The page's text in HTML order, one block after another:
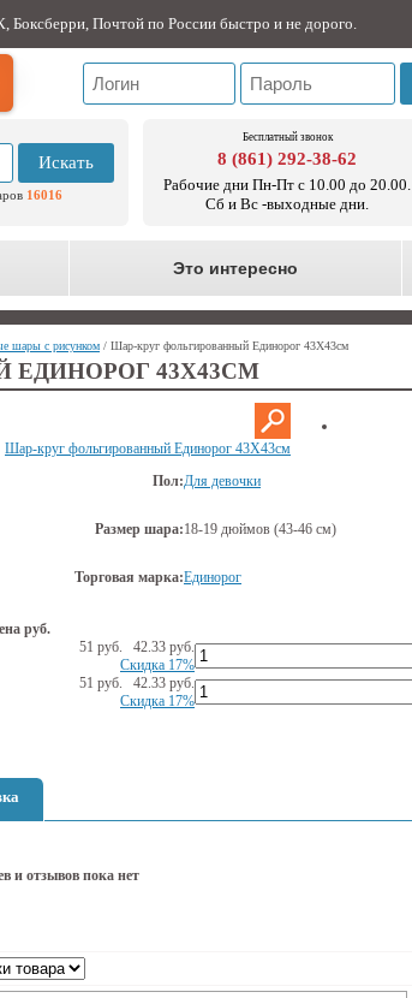
Боксберри, Почтой по России быстро и не дорого.
Искать
16016
Бесплатный звонок
8 (861) 292-38-62
Рабочие дни Пн-Пт с 10.00 до 20.00.
Сб и Вс -выходные дни.
Это интересно
шары с рисунком / Шар-круг фольгированный Единорог 43Х43см
43Х43СМ
Шар-круг фольгированный Единорог 43Х43см
Пол:Для девочки
Размер шара:18-19 дюймов (43-46 см)
Торговая марка:Единорог
руб.
51 руб. 42.33 руб.
Скидка 17%
51 руб. 42.33 руб.
Скидка 17%
и отзывов пока нет